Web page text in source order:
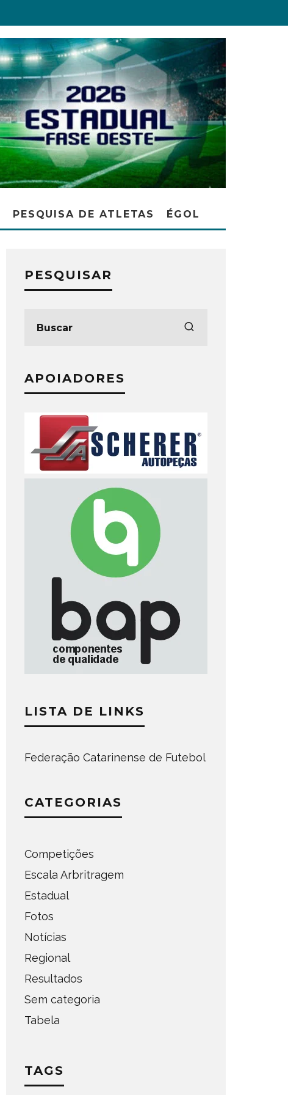
PESQUISA DE ATLETAS ÉGOL
PESQUISAR
APOIADORES
LISTA DE LINKS
Federação Catarinense de Futebol
CATEGORIAS
Competições
Escala Arbritragem
Estadual
Fotos
Notícias
Regional
Resultados
Sem categoria
Tabela
TAGS